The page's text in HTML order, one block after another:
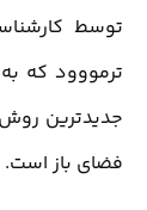
توسط
ترمووود که
جدیدترین
فضای باز است.